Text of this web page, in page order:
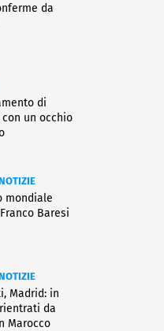
da
di
con un occhio
mondiale
Baresi
Madrid: in
da
Marocco